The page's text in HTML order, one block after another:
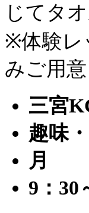
じてタ
※体験レ
みご用意
三宮
趣味
月
9：30